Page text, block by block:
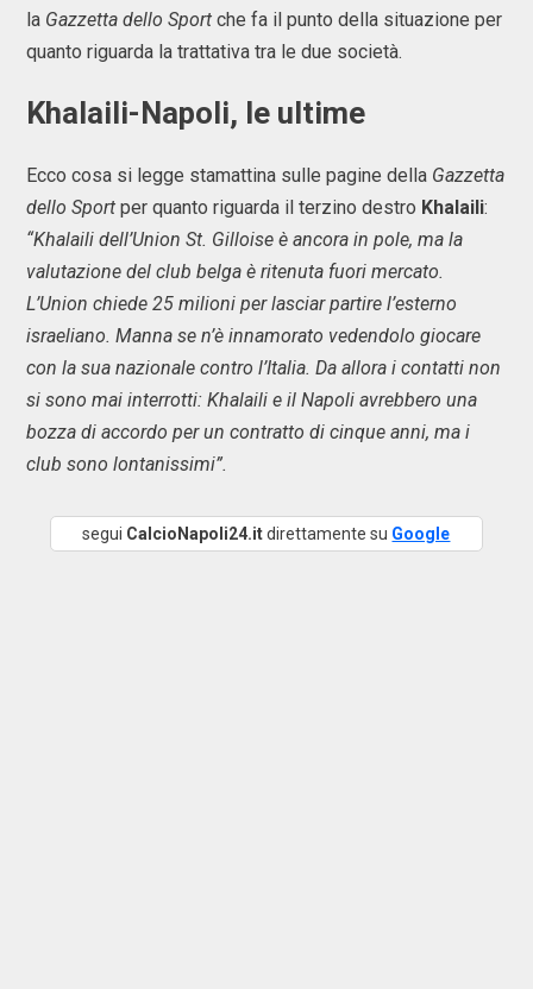
la Gazzetta dello Sport che fa il punto della situazione per
quanto riguarda la trattativa tra le due società.
Khalaili-Napoli, le ultime
Ecco cosa si legge stamattina sulle pagine della Gazzetta
dello Sport per quanto riguarda il terzino destro Khalaili:
“Khalaili dell’Union St. Gilloise è ancora in pole, ma la
valutazione del club belga è ritenuta fuori mercato.
L’Union chiede 25 milioni per lasciar partire l’esterno
israeliano. Manna se n’è innamorato vedendolo giocare
con la sua nazionale contro l’Italia. Da allora i contatti non
si sono mai interrotti: Khalaili e il Napoli avrebbero una
bozza di accordo per un contratto di cinque anni, ma i
club sono lontanissimi”.
segui CalcioNapoli24.itdirettamente su Google